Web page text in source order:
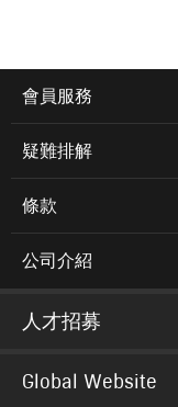
會員服務
疑難排解
條款
公司介紹
人才招募
Global Website